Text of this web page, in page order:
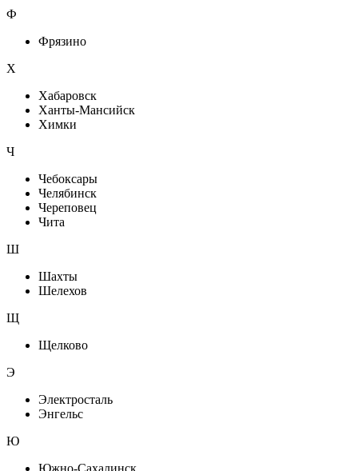
Ф
Фрязино
Х
Хабаровск
Ханты-Мансийск
Химки
Ч
Чебоксары
Челябинск
Череповец
Чита
Ш
Шахты
Шелехов
Щ
Щелково
Э
Электросталь
Энгельс
Ю
Южно-Сахалинск